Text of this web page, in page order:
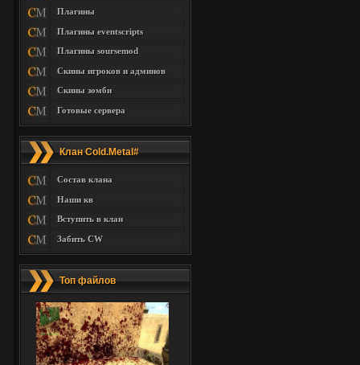
Плагины
Плагины eventscripts
Плагины soursemod
Скины игроков и админов
Скины зомби
Готовые сервера
Клан Cold.Metal#
Состав клана
Наши кв
Вступить в клан
Забить CW
Топ файлов